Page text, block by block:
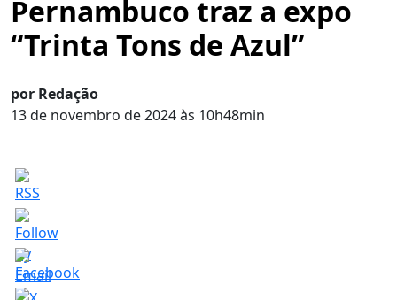
Pernambuco traz a expo
“Trinta Tons de Azul”
por Redação
13 de novembro de 2024 às 10h48min